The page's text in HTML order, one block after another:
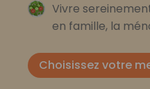
Vivre
en famille, la
Choisissez votre